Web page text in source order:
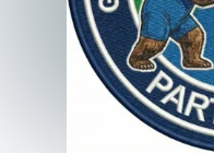
различного уровня.